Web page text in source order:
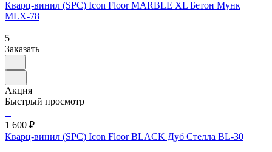
Кварц-винил (SPC) Icon Floor MARBLE XL Бетон Мунк
MLX-78
5
Заказать
Акция
Быстрый просмотр
1 600 ₽
Кварц-винил (SPC) Icon Floor BLACK Дуб Стелла BL-30